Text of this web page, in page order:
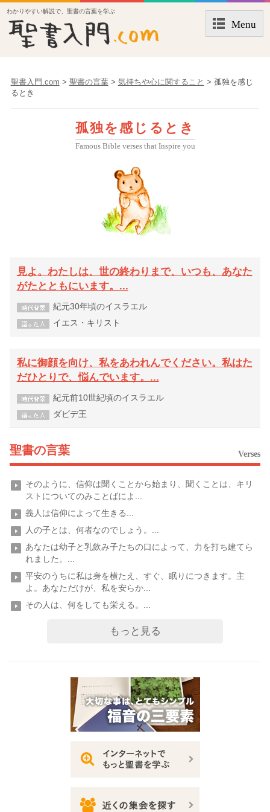
わかりやすい解説で、聖書の言葉を学ぶ
Menu
聖書入門.com > 聖書の言葉 > 気持ちや心に関すること > 孤独を感じ
るとき
孤独を感じるとき
Famous Bible verses that Inspire you
見よ。わたしは、世の終わりまで、いつも、あなた
がたとともにいます。...
紀元30年頃のイスラエル
イエス・キリスト
私に御顔を向け、私をあわれんでください。私はた
だひとりで、悩んでいます。...
紀元前10世紀頃のイスラエル
ダビデ王
聖書の言葉 Verses
そのように、信仰は聞くことから始まり、聞くことは、キリ
ストについてのみことばによ...
義人は信仰によって生きる...
人の子とは、何者なのでしょう。...
あなたは幼子と乳飲み子たちの口によって、力を打ち建てら
れました。...
平安のうちに私は身を横たえ、すぐ、眠りにつきます。主
よ。あなただけが、私を安らか...
その人は、何をしても栄える。...
もっと見る